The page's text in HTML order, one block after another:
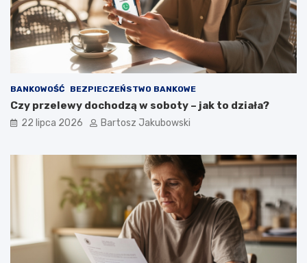
BANKOWOŚĆ BEZPIECZEŃSTWO BANKOWE
Czy przelewy dochodzą w soboty – jak to działa?
22 lipca 2026 Bartosz Jakubowski